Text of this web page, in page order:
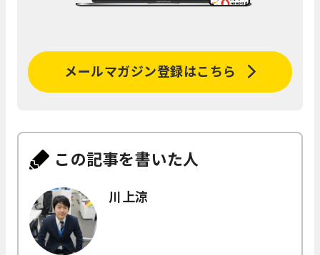
メールマガジン登録はこちら
この記事を書いた人
川上涼